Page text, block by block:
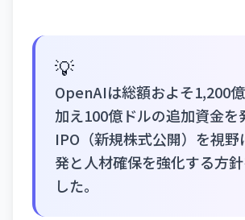
💡
OpenAIは総額およそ1,200
加え100億ドルの追加資金を
IPO（新規株式公開）を視野
発と人材確保を強化する方
した。